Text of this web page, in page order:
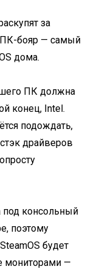
за
бояр — самый
дома.
ПК должна
конец, Intel.
подождать,
драйверов
под консольный
поэтому
будет
мониторами —